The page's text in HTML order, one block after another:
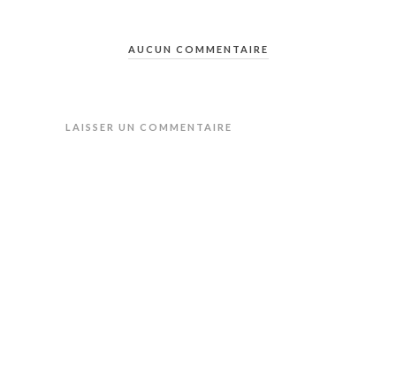
AUCUN COMMENTAIRE
LAISSER UN COMMENTAIRE